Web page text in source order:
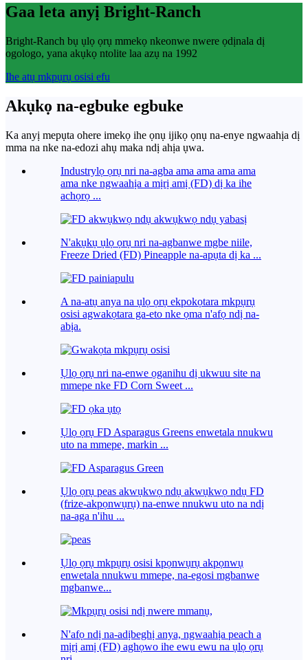
Gaa leta anyị Bright-Ranch
Bright-Ranch bụ ụlọ ọrụ mmekọ nkeonwe nwere ọdịnala dị
ogologo, yana akụkọ ntolite laa azụ na 1992
Ihe atụ mkpụrụ osisi efu
Akụkọ na-egbuke egbuke
Ka anyị mepụta ohere imekọ ihe ọnụ ijikọ ọnụ na-enye ngwaahịa dị
mma na nke na-edozi ahụ maka ndị ahịa ụwa.
Industrylọ ọrụ nri na-agba ama ama ama ama
ama nke ngwaahịa a mịrị amị (FD) dị ka ihe
achọrọ ...
N'akụkụ ụlọ ọrụ nri na-agbanwe mgbe niile,
Freeze Dried (FD) Pineapple na-apụta dị ka ...
A na-atụ anya na ụlọ ọrụ ekpokọtara mkpụrụ
osisi agwakọtara ga-eto nke ọma n'afọ ndị na-
abịa.
Ụlọ ọrụ nri na-enwe ọganihu dị ukwuu site na
mmepe nke FD Corn Sweet ...
Ụlọ ọrụ FD Asparagus Greens enwetala nnukwu
uto na mmepe, markin ...
Ụlọ ọrụ peas akwụkwọ ndụ akwụkwọ ndụ FD
(frize-akpọnwụrụ) na-enwe nnukwu uto na ndị
na-aga n'ihu ...
Ụlọ ọrụ mkpụrụ osisi kpọnwụrụ akpọnwụ
enwetala nnukwu mmepe, na-egosi mgbanwe
mgbanwe...
N'afọ ndị na-adịbeghị anya, ngwaahịa peach a
mịrị amị (FD) aghọwo ihe ewu ewu na ụlọ ọrụ